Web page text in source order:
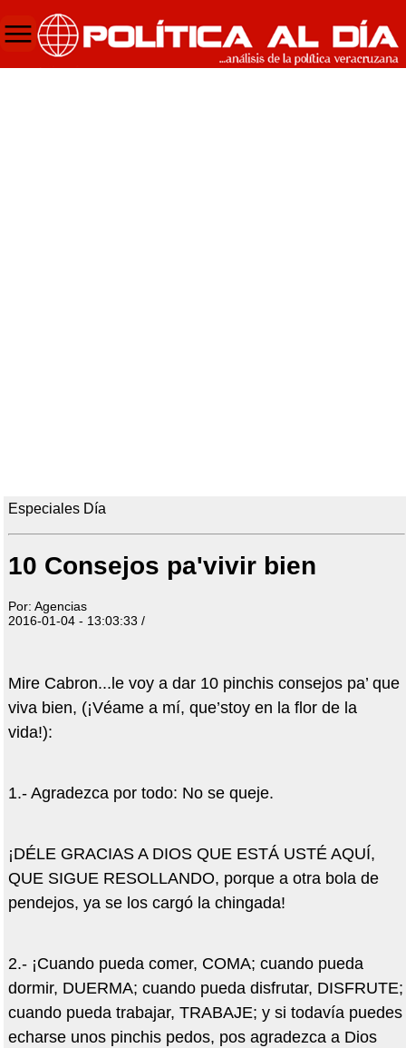
Especiales Día
10 Consejos pa'vivir bien
Por: Agencias
2016-01-04 - 13:03:33 /
Mire Cabron...le voy a dar 10 pinchis consejos pa’ que
viva bien, (¡Véame a mí, que’stoy en la flor de la
vida!):
1.- Agradezca por todo: No se queje.
¡DÉLE GRACIAS A DIOS QUE ESTÁ USTÉ AQUÍ,
QUE SIGUE RESOLLANDO, porque a otra bola de
pendejos, ya se los cargó la chingada!
2.- ¡Cuando pueda comer, COMA; cuando pueda
dormir, DUERMA; cuando pueda disfrutar, DISFRUTE;
cuando pueda trabajar, TRABAJE; y si todavía puedes
echarse unos pinchis pedos, pos agradezca a Dios